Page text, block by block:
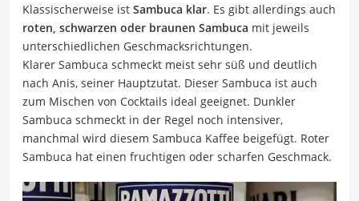
Klassischerweise ist Sambuca klar. Es gibt allerdings auch
roten, schwarzen oder braunen Sambuca mit jeweils
unterschiedlichen Geschmacksrichtungen.
Klarer Sambuca schmeckt meist sehr süß und deutlich
nach Anis, seiner Hauptzutat. Dieser Sambuca ist auch
zum Mischen von Cocktails ideal geeignet. Dunkler
Sambuca schmeckt in der Regel noch intensiver,
manchmal wird diesem Sambuca Kaffee beigefügt. Roter
Sambuca hat einen fruchtigen oder scharfen Geschmack.